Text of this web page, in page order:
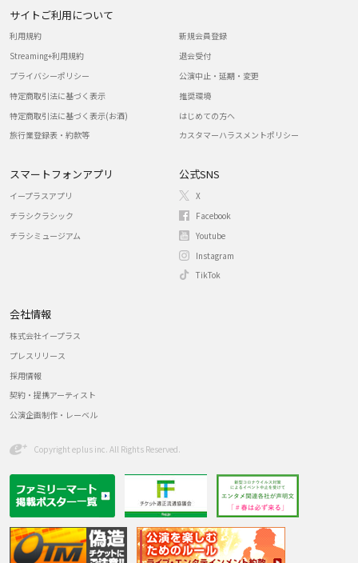
サイトご利用について
利用規約
Streaming+利用規約
プライバシーポリシー
特定商取引法に基づく表示
特定商取引法に基づく表示(お酒)
旅行業登録表・約款等
新規会員登録
退会受付
公演中止・延期・変更
推奨環境
はじめての方へ
カスタマーハラスメントポリシー
スマートフォンアプリ
イープラスアプリ
チラシクラシック
チラシミュージアム
公式SNS
X
Facebook
Youtube
Instagram
TikTok
会社情報
株式会社イープラス
プレスリリース
採用情報
契約・提携アーティスト
公演企画制作・レーベル
Copyright eplus inc. All Rights Reserved.